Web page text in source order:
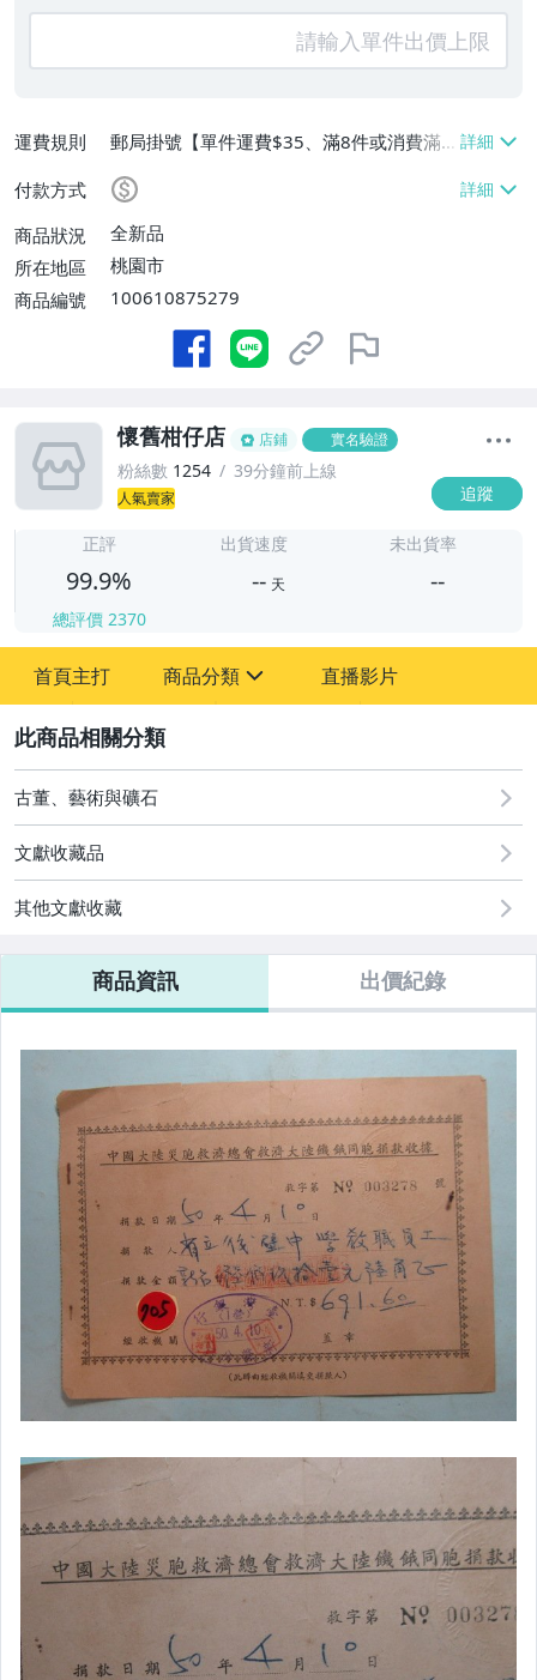
運費規則
郵局掛號【單件運費$35、滿8件或消費滿
$3500免運費】
付款方式
商品狀況
全新品
所在地區
桃園市
商品編號
100610875279
懷舊柑仔店 店鋪 實名驗證
粉絲數 1254 39分鐘前上線
人氣賣家 追蹤
正評
99.9%
總評價 2370
出貨速度
-- 天
未出貨率
--
首頁主打 商品分類
其它
直播影片
古董、藝術與礦石
文獻收藏品
其他文獻收藏
商品資訊 出價紀錄